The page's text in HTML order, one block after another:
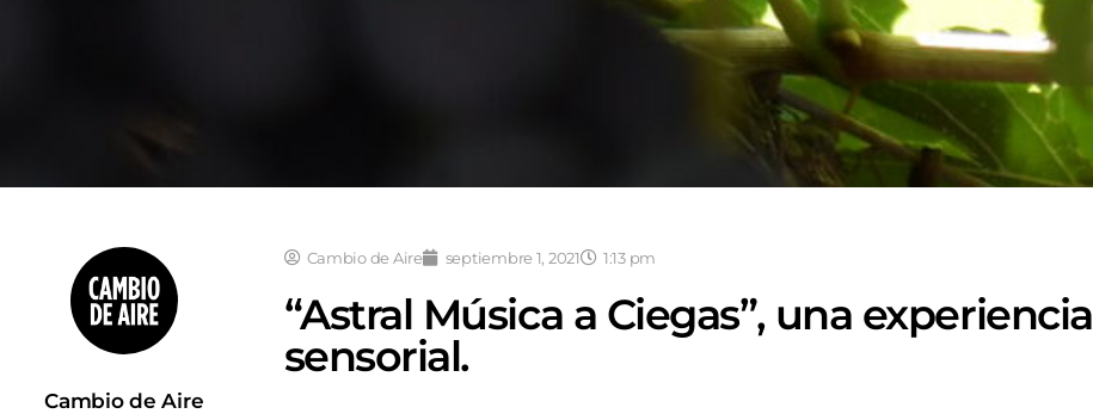
Cambio de Aire
Cambio de Aire septiembre 1, 2021 1:13 pm
“Astral Música a Ciegas”, una experiencia
sensorial.